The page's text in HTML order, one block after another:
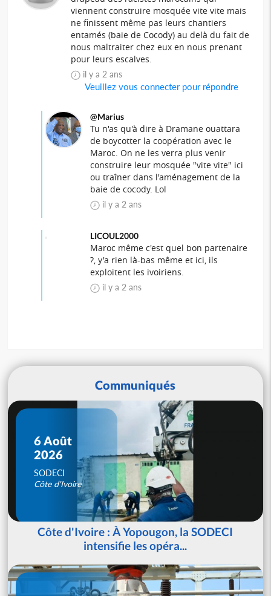
viennent construire mosquée vite vite mais
ne finissent même pas leurs chantiers
entamés (baie de Cocody) au delà du fait de
nous maltraiter chez eux en nous prenant
pour leurs escalves.
il y a 2 ans
Veuillez vous connecter pour répondre
@Marius
Tu n'as qu'à dire à Dramane ouattara
de boycotter la coopération avec le
Maroc. On ne les verra plus venir
construire leur mosquée "vite vite" ici
ou traîner dans l'aménagement de la
baie de cocody. Lol
il y a 2 ans
LICOUL2000
Maroc même c'est quel bon partenaire
?, y'a rien là-bas même et ici, ils
exploitent les ivoiriens.
il y a 2 ans
Communiqués
6 Août
2026
SODECI
Côte d'Ivoire
Côte d'Ivoire : À Yopougon, la SODECI
intensifie les opéra...